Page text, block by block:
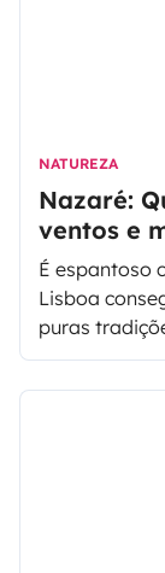
NATUREZA
Nazaré:
ventos e
É espantoso
Lisboa
puras
até à Nazaré
genuíno